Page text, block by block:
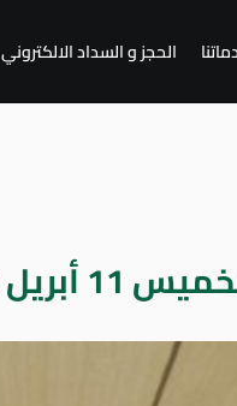
الحجز و السداد الالكتروني
2019